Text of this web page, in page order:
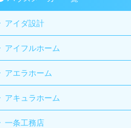
アイダ設計
アイフルホーム
アエラホーム
アキュラホーム
一条工務店